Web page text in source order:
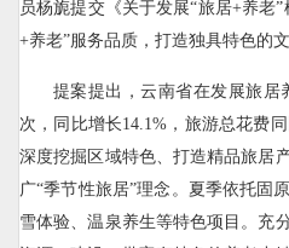
员杨旎提交《关于发展“旅居+养老
+养老”服务品质，打造独具特色的
提案提出，云南省在发展旅居
次，同比增长14.1%，旅游总花费
深度挖掘区域特色、打造精品旅居
广“季节性旅居”理念。夏季依托固
雪体验、温泉养生等特色项目。充